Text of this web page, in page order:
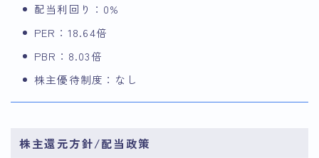
配当利回り：0%
PER：18.64倍
PBR：8.03倍
株主優待制度：なし
株主還元方針/配当政策